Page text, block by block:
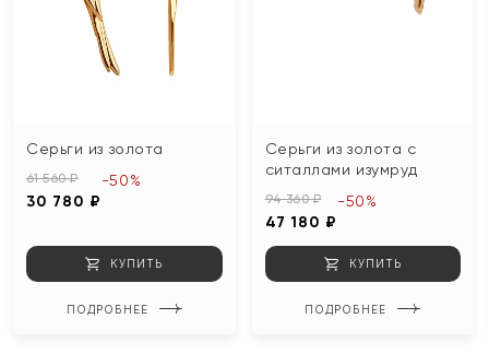
Серьги из золота
61 560 ₽
30 780 ₽
-50%
КУПИТЬ
ПОДРОБНЕЕ
Серьги из золота с
ситаллами изумруд
94 360 ₽
47 180 ₽
-50%
КУПИТЬ
ПОДРОБНЕЕ